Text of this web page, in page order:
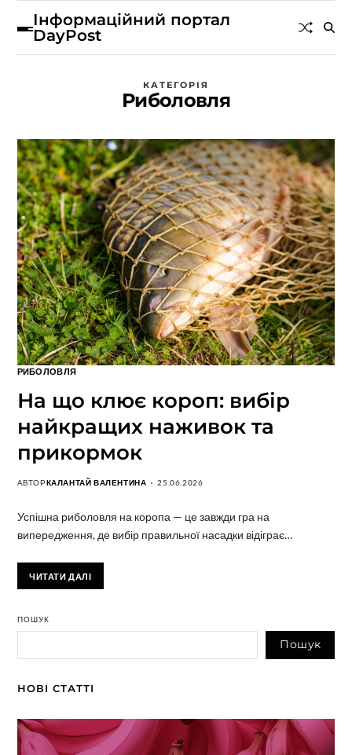
Інформаційний портал
DayPost
КАТЕГОРІЯ
Риболовля
РИБОЛОВЛЯ
На що клює короп: вибір
найкращих наживок та
прикормок
АВТОРКАЛАНТАЙ ВАЛЕНТИНА 25.06.2026
Успішна риболовля на коропа — це завжди гра на
випередження, де вибір правильної насадки відіграє…
ЧИТАТИ ДАЛІ
ПОШУК
Пошук
НОВІ СТАТТІ